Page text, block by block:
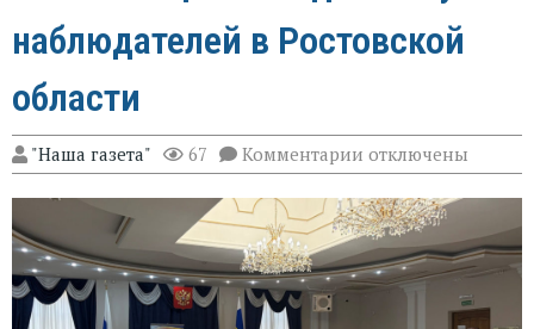
наблюдателей в Ростовской
области
"Наша газета" 67 Комментарии к
записи
Эксперт
Александр
Брод
высоко
оценил
подготовку
наблюдателей
отключены